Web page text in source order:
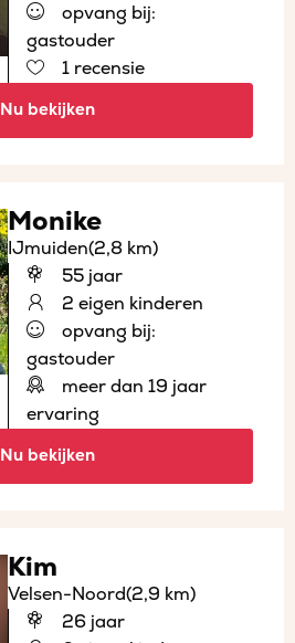
opvang bij:
gastouder
1 recensie
Nu bekijken
Monike
IJmuiden(2,8 km)
55 jaar
2 eigen kinderen
opvang bij:
gastouder
meer dan 19 jaar
ervaring
Nu bekijken
Kim
Velsen-Noord(2,9 km)
26 jaar